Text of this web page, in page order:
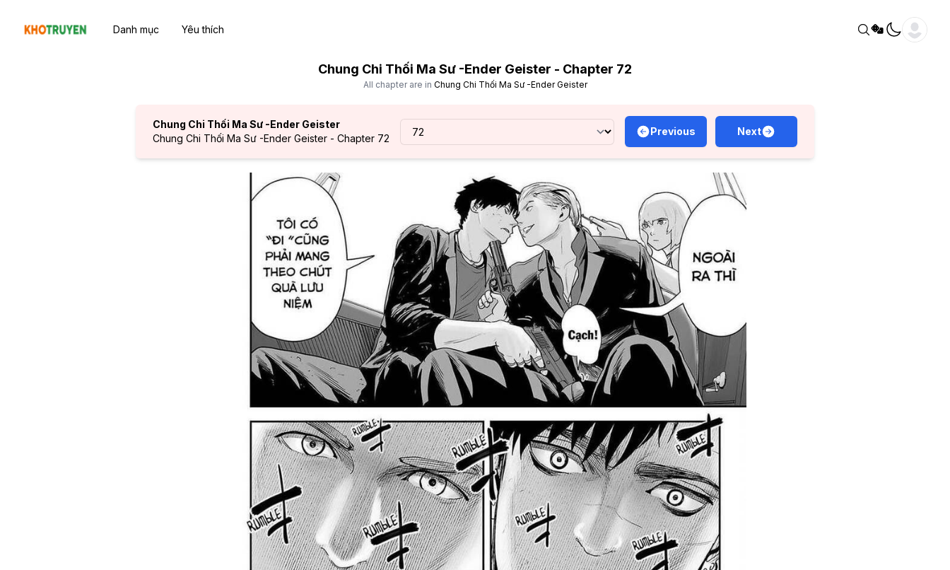
Danh mục Yêu thích
Chung Chi Thối Ma Sư -Ender Geister - Chapter 72
All chapter are in Chung Chi Thối Ma Sư -Ender Geister
Chung Chi Thối Ma Sư -Ender Geister
Chung Chi Thối Ma Sư -Ender Geister - Chapter 72
Previous Next